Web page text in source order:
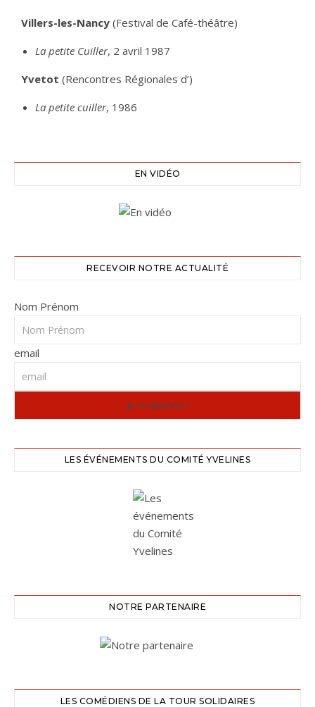
Villers-les-Nancy (Festival de Café-théâtre)
La petite Cuiller, 2 avril 1987
Yvetot (Rencontres Régionales d’)
La petite cuiller, 1986
EN VIDÉO
RECEVOIR NOTRE ACTUALITÉ
Nom Prénom
email
LES ÉVÉNEMENTS DU COMITÉ YVELINES
NOTRE PARTENAIRE
LES COMÉDIENS DE LA TOUR SOLIDAIRES